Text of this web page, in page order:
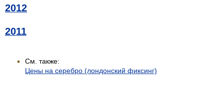
2012
2011
См. также:
Цены на серебро (лондонский фиксинг)